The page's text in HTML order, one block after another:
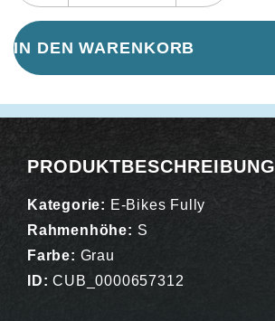
IN DEN WARENKORB
PRODUKTBESCHREIBUNG
Kategorie: E-Bikes Fully
Rahmenhöhe: S
Farbe: Grau
ID: CUB_0000657312